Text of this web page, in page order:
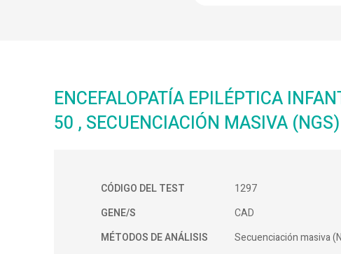
ENCEFALOPATÍA EPILÉPTICA
50 , SECUENCIACIÓN MASIVA
CÓDIGO DEL TEST
1297
GENE/S
CAD
MÉTODOS DE ANÁLISIS
Secuenciación masiva